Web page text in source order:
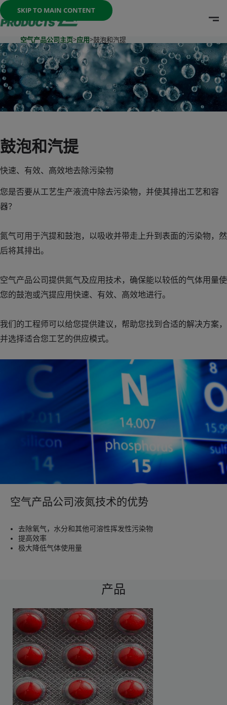
SKIP TO MAIN CONTENT
Once the menu is open you can move between options
空气产品公司主页>应用>鼓泡和汽提
鼓泡和汽提
快速、有效、高效地去除污染物
您是否要从工艺生产液流中除去污染物，并使其排出工艺和容
器？
氮气可用于汽提和鼓泡，以吸收并带走上升到表面的污染物，然
后将其排出。
空气产品公司提供氮气及应用技术，确保能以较低的气体用量使
您的鼓泡或汽提应用快速、有效、高效地进行。
我们的工程师可以给您提供建议，帮助您找到合适的解决方案，
并选择适合您工艺的供应模式。
空气产品公司液氮技术的优势
去除氧气，水分和其他可溶性挥发性污染物
提高效率
极大降低气体使用量
产品